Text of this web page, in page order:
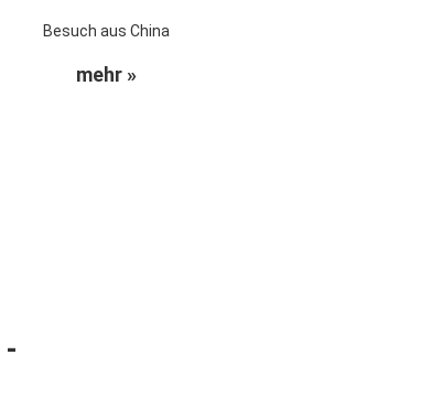
Besuch aus China
mehr »